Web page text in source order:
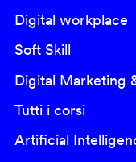
Digital workplace
Soft Skill
Digital Marketing
Tutti i corsi
Artificial